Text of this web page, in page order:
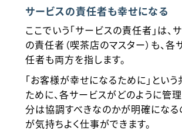
サービスの責任者も幸せになる
ここでいう「サービスの責任者」は、
の責任者（喫茶店のマスター）も、各
任者も両方を指します。
「お客様が幸せになるために」とい
ために、各サービスがどのように管
分は協調すべきなのかが明確になる
が気持ちよく仕事ができます。